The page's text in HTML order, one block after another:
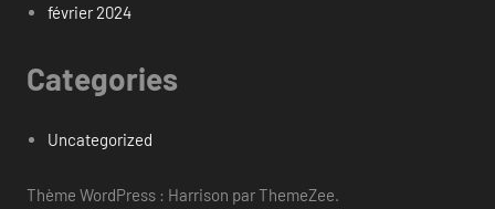
février 2024
Categories
Uncategorized
Thème WordPress : Harrison par ThemeZee.